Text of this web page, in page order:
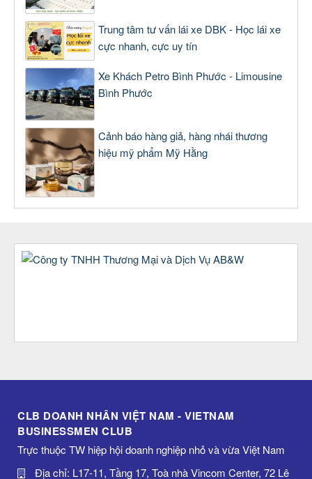
Trung tâm tư vấn lái xe DBK - Học lái xe
cực nhanh, cực uy tín
Xe Khách Petro Bình Phước - Limousine
Bình Phước
Cảnh báo hàng giả, hàng nhái thương
hiệu mỹ phẩm Mỹ Hằng
CLB DOANH NHÂN VIỆT NAM - VIETNAM
BUSINESSMEN CLUB
Trực thuộc TW hiệp hội doanh nghiệp nhỏ và vừa Việt Nam
Địa chỉ: L17-11, Tầng 17, Toà nhà Vincom Center, 72 Lê